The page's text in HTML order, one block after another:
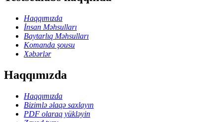
Haqqımızda
İnsan Məhsulları
Baytarlıq Məhsulları
Komanda şousu
Xəbərlər
Haqqımızda
Haqqımızda
Bizimlə əlaqə saxlayın
PDF olaraq yükləyin